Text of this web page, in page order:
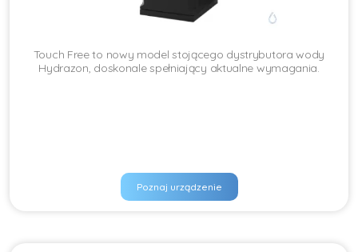
Touch Free to nowy model stojącego dystrybutora wody
Hydrazon, doskonale spełniający aktualne wymagania.
Poznaj urządzenie